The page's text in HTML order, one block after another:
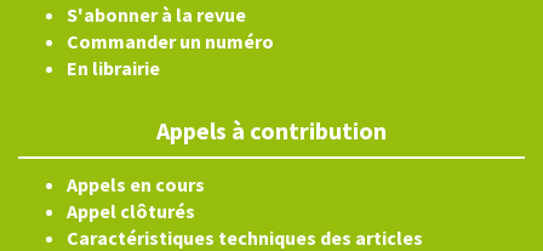
S'abonner à la revue
Commander un numéro
En librairie
Appels à contribution
Appels en cours
Appel clôturés
Caractéristiques techniques des articles